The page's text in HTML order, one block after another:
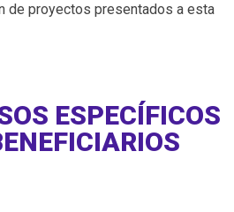
de proyectos presentados a esta
ESPECÍFICOS